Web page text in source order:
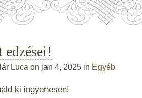
edzései!
Luca on jan 4, 2025 in Egyéb
ki ingyenesen!